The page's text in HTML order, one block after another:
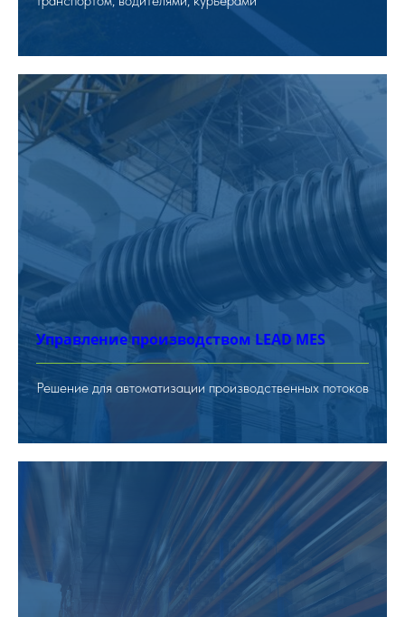
Управление производством LEAD MES
Решение для автоматизации производственных потоков